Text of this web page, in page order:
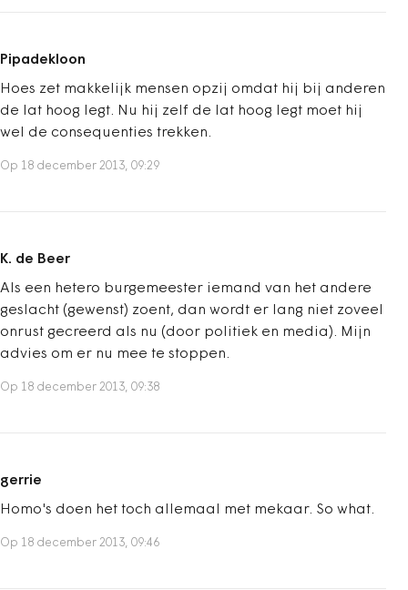
Pipadekloon
Hoes zet makkelijk mensen opzij omdat hij bij anderen
de lat hoog legt. Nu hij zelf de lat hoog legt moet hij
wel de consequenties trekken.
Op 18 december 2013, 09:29
K. de Beer
Als een hetero burgemeester iemand van het andere
geslacht (gewenst) zoent, dan wordt er lang niet zoveel
onrust gecreerd als nu (door politiek en media). Mijn
advies om er nu mee te stoppen.
Op 18 december 2013, 09:38
gerrie
Homo's doen het toch allemaal met mekaar. So what.
Op 18 december 2013, 09:46